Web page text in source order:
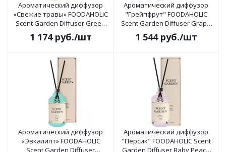
Ароматический диффузор
«Свежие травы» FOODAHOLIC
Scent Garden Diffuser Green
Herb 165мл
1 174руб./шт
Ароматический диффузор
"Грейпфрут" FOODAHOLIC
Scent Garden Diffuser Grape
Fruit 165мл
1 544руб./шт
Ароматический диффузор
«Эвкалипт» FOODAHOLIC
Scent Garden Diffuser
Ароматический диффузор
"Персик" FOODAHOLIC Scent
Garden Diffuser Baby Peach